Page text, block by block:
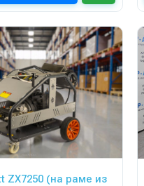
ZX7250 (на раме из